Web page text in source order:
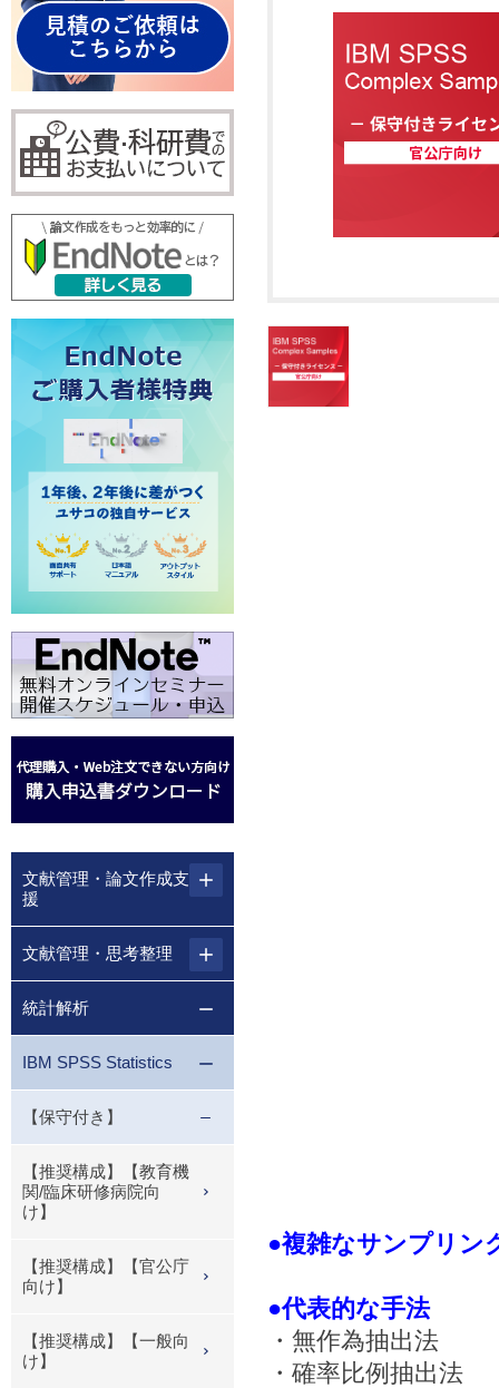
●複雑なサンプリン
●代表的な手法
・無作為抽出法
・確率比例抽出法
文献管理・論文作成支
援
文献管理・思考整理
統計解析
IBM SPSS Statistics
【保守付き】
【推奨構成】【教育機
関/臨床研修病院向
け】
【推奨構成】【官公庁
向け】
【推奨構成】【一般向
け】